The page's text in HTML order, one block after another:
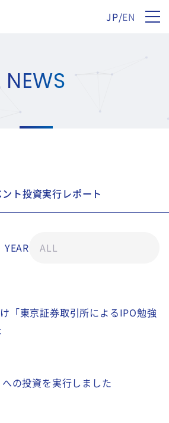
JP/EN
NEWS
ト投資実行レポート
YEAR
「東京証券取引所によるIPO勉強
への投資を実行しました